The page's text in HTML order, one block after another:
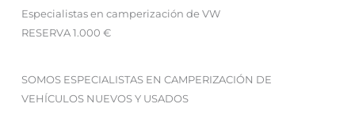
Especialistas en camperización de VW
RESERVA 1.000 €
SOMOS ESPECIALISTAS EN CAMPERIZACIÓN DE
VEHÍCULOS NUEVOS Y USADOS